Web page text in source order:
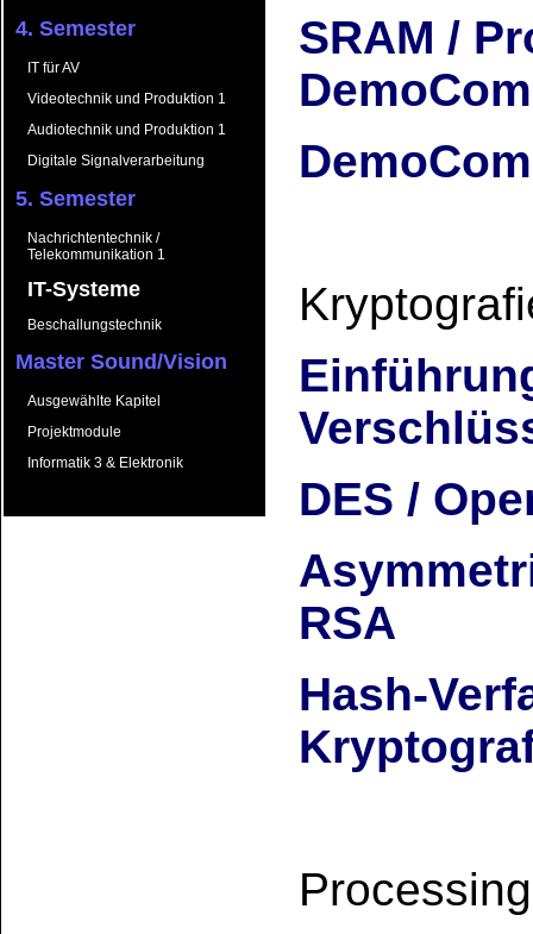
4. Semester
IT für AV
Videotechnik und Produktion 1
Audiotechnik und Produktion 1
Digitale Signalverarbeitung
5. Semester
Nachrichtentechnik /
Telekommunikation 1
IT-Systeme
Beschallungstechnik
Master Sound/Vision
Ausgewählte Kapitel
Projektmodule
Informatik 3 & Elektronik
SRAM /
DES /
RSA
Hash-